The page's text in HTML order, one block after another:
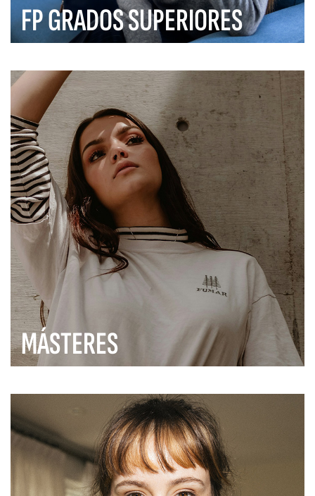
FP GRADOS SUPERIORES
MÁSTERES